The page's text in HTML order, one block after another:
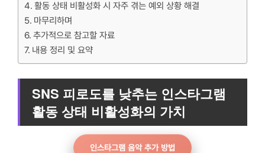
활동 상태 비활성화 시 자주 겪는 예외 상황 해결
마무리하며
추가적으로 참고할 자료
내용 정리 및 요약
SNS 피로도를 낮추는 인스타그램
활동 상태 비활성화의 가치
인스타그램 음악 추가 방법